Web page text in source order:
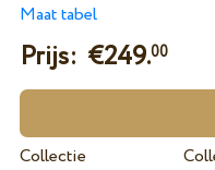
Maat tabel
Prijs: €249.00
Collectie